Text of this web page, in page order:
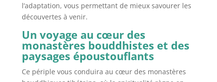
l’adaptation, vous permettant de mieux savourer les
découvertes à venir.
Un voyage au cœur des
monastères bouddhistes et des
paysages époustouflants
Ce périple vous conduira au cœur des monastères